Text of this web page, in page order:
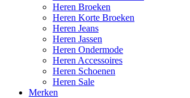
Heren Broeken
Heren Korte Broeken
Heren Jeans
Heren Jassen
Heren Ondermode
Heren Accessoires
Heren Schoenen
Heren Sale
Merken